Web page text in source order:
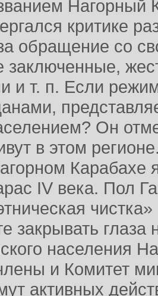
Нагорный
критике
обращение со
заключенные,
и т. п. Если
Он
в этом
Карабахе
IV века. Пол
закрывать глаза
населения
и Комитет
активных